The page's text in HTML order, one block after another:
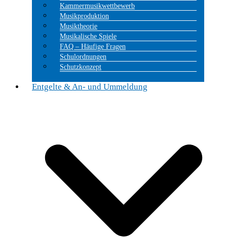
Kammermusikwettbewerb
Musikproduktion
Musiktheorie
Musikalische Spiele
FAQ – Häufige Fragen
Schulordnungen
Schutzkonzept
Entgelte & An- und Ummeldung